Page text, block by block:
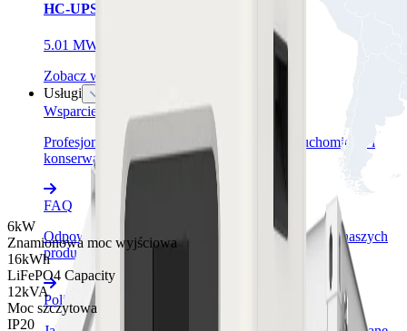
HC-UPSB5010L
5.01 MWh · Chłodzenie cieczą
Zobacz wszystkie linie produktów
Usługi
Wsparcie techniczne
Profesjonalna pomoc w zakresie instalacji, uruchomienia i
konserwacji.
FAQ
Odpowiedzi na często zadawane pytania dotyczące naszych
produktów i usług.
Polityka prywatności
6kW
Znamionowa moc wyjściowa
16kWh
LiFePO4 Capacity
12kVA
Moc szczytowa
IP20